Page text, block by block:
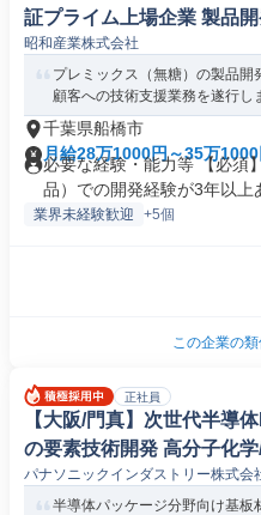
証プライム上場企業 製品
昭和産業株式会社
プレミックス（無糖）の製品
顧客への技術支援業務を遂行し
千葉県船橋市
月給28万1000円～35万1000
必要な経験・能力等 【必須
品）での開発経験が3年以上
業界未経験歓迎 +5個
この企業の
正社員
【大阪/門真】次世代半導
の要素技術開発 高分子化
パナソニックインダストリー株式会
半導体パッケージ分野向け基板